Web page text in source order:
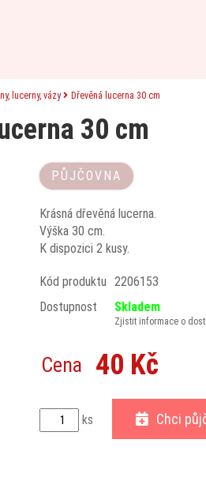
lucerny, vázy Dřevěná lucerna 30 cm
30 cm
PŮJČOVNA
Krásná dřevěná lucerna.
Výška 30 cm.
K dispozici 2 kusy.
Kód produktu 2206153
Dostupnost
Skladem
Zjistit informace o
Cena 40 Kč
ks Chci